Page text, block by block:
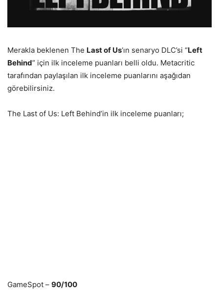
Merakla beklenen The Last of Us‘ın senaryo DLC’si “Left
Behind” için ilk inceleme puanları belli oldu. Metacritic
tarafından paylaşılan ilk inceleme puanlarını aşağıdan
görebilirsiniz.
The Last of Us: Left Behind’in ilk inceleme puanları;
GameSpot – 90/100